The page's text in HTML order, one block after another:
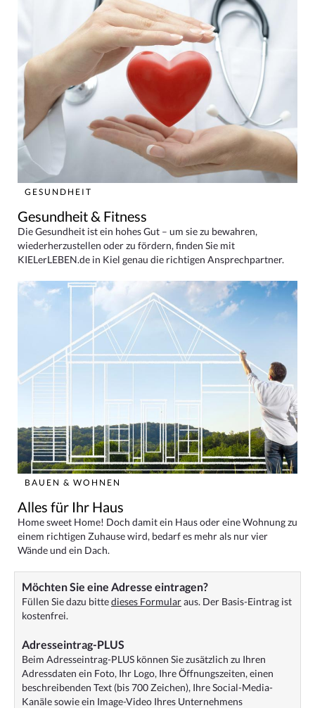
GESUNDHEIT
Gesundheit & Fitness
Die Gesundheit ist ein hohes Gut – um sie zu bewahren,
wiederherzustellen oder zu fördern, finden Sie mit
KIELerLEBEN.de in Kiel genau die richtigen Ansprechpartner.
BAUEN & WOHNEN
Alles für Ihr Haus
Home sweet Home! Doch damit ein Haus oder eine Wohnung zu
einem richtigen Zuhause wird, bedarf es mehr als nur vier
Wände und ein Dach.
Möchten Sie eine Adresse eintragen?
Füllen Sie dazu bittedieses Formularaus. Der Basis-Eintrag ist
kostenfrei.
Adresseintrag-PLUS
Beim Adresseintrag-PLUS können Sie zusätzlich zu Ihren
Adressdaten ein Foto, Ihr Logo, Ihre Öffnungszeiten, einen
beschreibenden Text (bis 700 Zeichen), Ihre Social-Media-
Kanäle sowie ein Image-Video Ihres Unternehmens